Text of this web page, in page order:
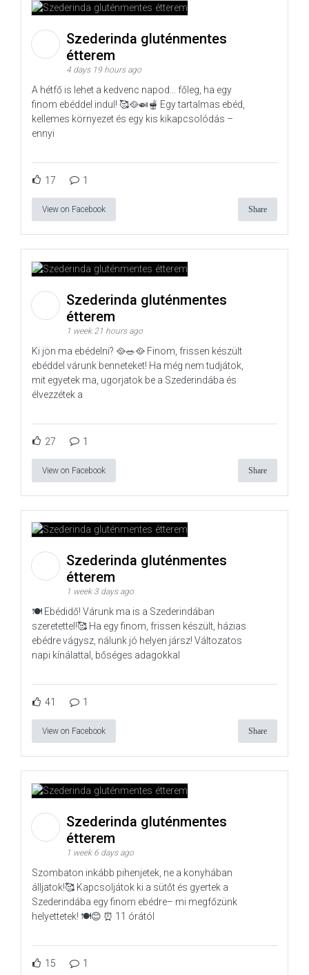
Szederinda gluténmentes
étterem
4 days 19 hours ago
A hétfő is lehet a kedvenc napod… főleg, ha egy
finom ebéddel indul! 🥰🥘🍛🫕 Egy tartalmas ebéd,
kellemes környezet és egy kis kikapcsolódás –
ennyi
17 1
View on Facebook Share
Szederinda gluténmentes
étterem
1 week 21 hours ago
Ki jön ma ebédelni? 🥘🥗🥘 Finom, frissen készült
ebéddel várunk benneteket! Ha még nem tudjátok,
mit egyetek ma, ugorjatok be a Szederindába és
élvezzétek a
27 1
View on Facebook Share
Szederinda gluténmentes
étterem
1 week 3 days ago
🍽️ Ebédidő! Várunk ma is a Szederindában
szeretettel!🥰 Ha egy finom, frissen készült, házias
ebédre vágysz, nálunk jó helyen jársz! Változatos
napi kínálattal, bőséges adagokkal
41 1
View on Facebook Share
Szederinda gluténmentes
étterem
1 week 6 days ago
Szombaton inkább pihenjetek, ne a konyhában
álljatok!🥰 Kapcsoljátok ki a sütőt és gyertek a
Szederindába egy finom ebédre– mi megfőzünk
helyettetek! 🍽️😊 ⏰ 11 órától
15 1